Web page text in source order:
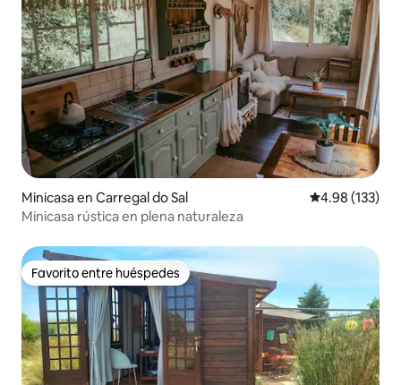
Minicasa en Carregal do Sal Calificación
4.98 (133)
Minicasa rústica en plena naturaleza
Favorito entre huéspedes
Favorito entre huéspedes